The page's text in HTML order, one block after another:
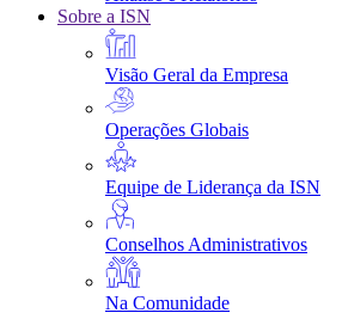
Sobre a ISN
Visão Geral da Empresa
Operações Globais
Equipe de Liderança da ISN
Conselhos Administrativos
Na Comunidade